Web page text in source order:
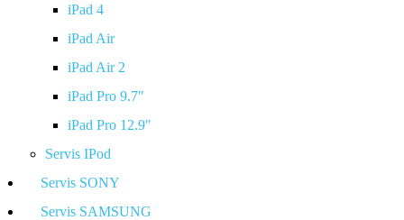
iPad 4
iPad Air
iPad Air 2
iPad Pro 9.7"
iPad Pro 12.9"
Servis IPod
Servis SONY
Servis SAMSUNG